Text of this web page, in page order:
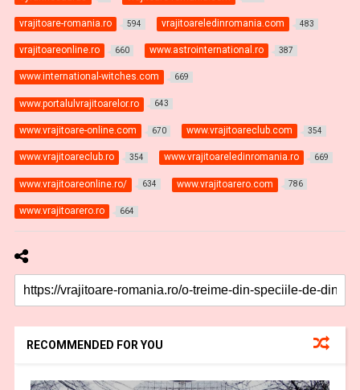
vrajitoare-romania.ro 594 vrajitoareledinromania.com 483
vrajitoareonline.ro 660 www.astrointernational.ro 387
www.international-witches.com 669
www.portalulvrajitoarelor.ro 643
www.vrajitoare-online.com 670 www.vrajitoareclub.com 354
www.vrajitoareclub.ro 354 www.vrajitoareledinromania.ro 669
www.vrajitoareonline.ro/ 634 www.vrajitoarero.com 786
www.vrajitoarero.ro 664
RECOMMENDED FOR YOU